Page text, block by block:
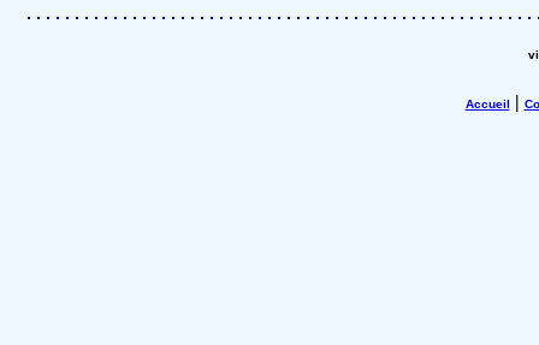
Accueil |